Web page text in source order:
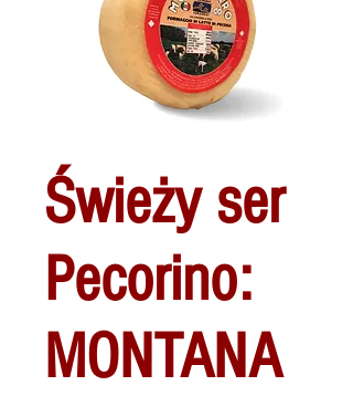
Świeży ser
Pecorino:
MONTANA